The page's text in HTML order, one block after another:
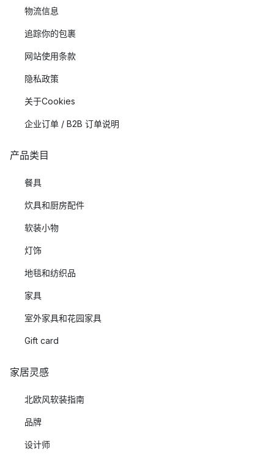
物流信息
追踪你的包裹
网站使用条款
隐私政策
关于Cookies
企业订单 / B2B 订单说明
产品类目
餐具
炊具和厨房配件
软装小物
灯饰
地毯和纺织品
家具
室外家具和花园家具
Gift card
家居灵感
北欧风软装指南
品牌
设计师